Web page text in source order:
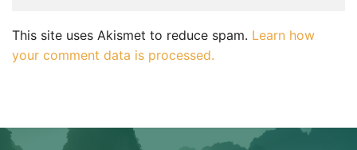
This site uses Akismet to reduce spam. Learn how
your comment data is processed.